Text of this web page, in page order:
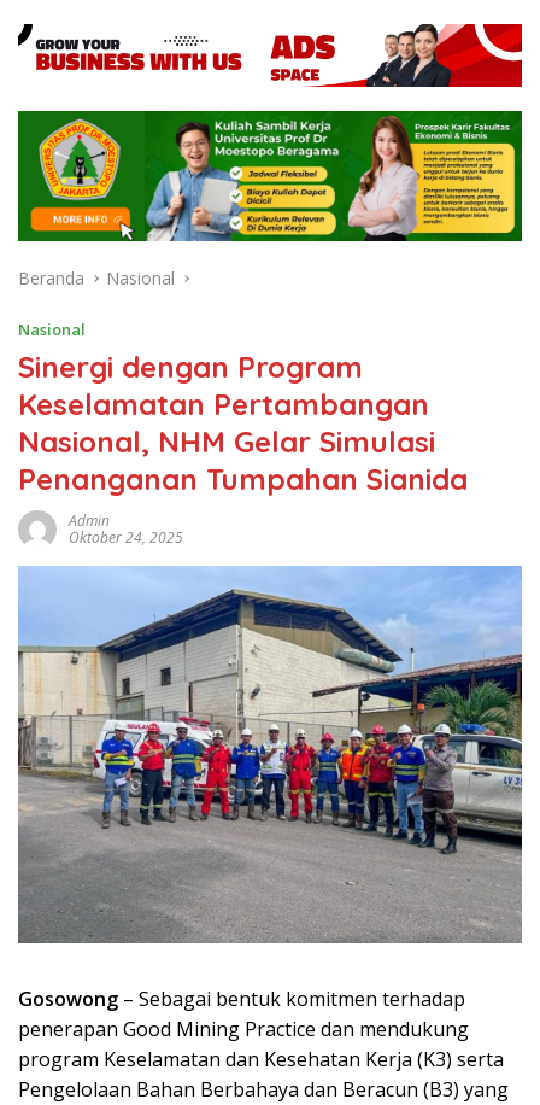
Beranda Nasional
Nasional
Sinergi dengan Program
Keselamatan Pertambangan
Nasional, NHM Gelar Simulasi
Penanganan Tumpahan Sianida
Admin
Oktober 24, 2025
Gosowong – Sebagai bentuk komitmen terhadap
penerapan Good Mining Practice dan mendukung
program Keselamatan dan Kesehatan Kerja (K3) serta
Pengelolaan Bahan Berbahaya dan Beracun (B3) yang